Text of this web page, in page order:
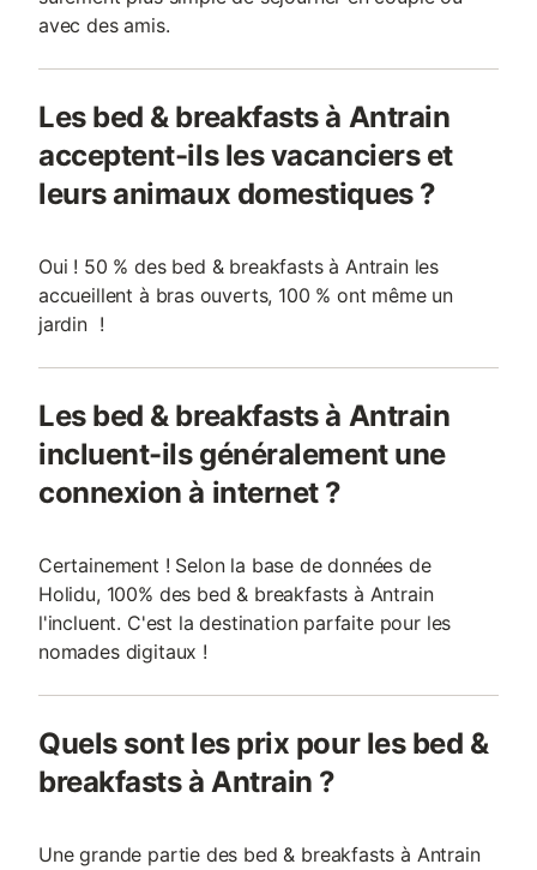
avec des amis.
Les bed & breakfasts à Antrain
acceptent-ils les vacanciers et
leurs animaux domestiques ?
Oui ! 50 % des bed & breakfasts à Antrain les
accueillent à bras ouverts, 100 % ont même un
jardin !
Les bed & breakfasts à Antrain
incluent-ils généralement une
connexion à internet ?
Certainement ! Selon la base de données de
Holidu, 100% des bed & breakfasts à Antrain
l'incluent. C'est la destination parfaite pour les
nomades digitaux !
Quels sont les prix pour les bed &
breakfasts à Antrain ?
Une grande partie des bed & breakfasts à Antrain